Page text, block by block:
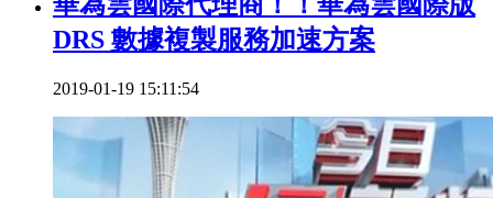
DRS 數據複製服務加速方案
2019-01-19 15:11:54